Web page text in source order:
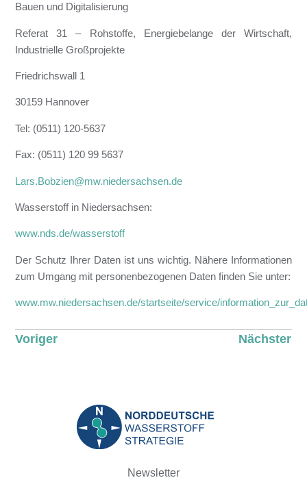
Bauen und Digitalisierung
Referat 31 – Rohstoffe, Energiebelange der Wirtschaft,
Industrielle Großprojekte
Friedrichswall 1
30159 Hannover
Tel: (0511) 120-5637
Fax: (0511) 120 99 5637
Lars.Bobzien@mw.niedersachsen.de
Wasserstoff in Niedersachsen:
www.nds.de/wasserstoff
Der Schutz Ihrer Daten ist uns wichtig. Nähere Informationen
zum Umgang mit personenbezogenen Daten finden Sie unter:
www.mw.niedersachsen.de/startseite/service/
Voriger Nächster
Newsletter